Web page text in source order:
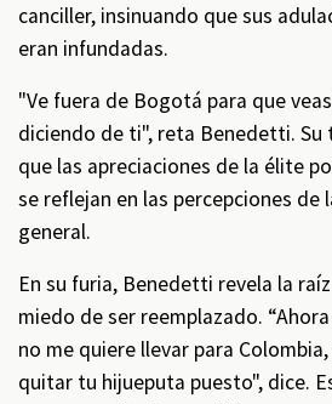
canciller, insinuando que sus
eran infundadas.
"Ve fuera de Bogotá para que
diciendo de ti", reta Benedetti. Su
que las apreciaciones de la élite
se reflejan en las percepciones de
general.
En su furia, Benedetti revela la
miedo de ser reemplazado.
no me quiere llevar para
quitar tu hijueputa puesto", dice.